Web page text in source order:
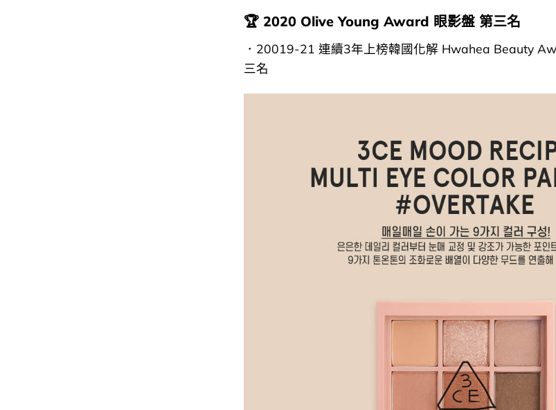
🏆 2020 Olive Young Award 眼影盤 第三名
．20019-21 連續3年上榜韓國化解 Hwahea Beauty
三名